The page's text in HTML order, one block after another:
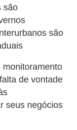
são
são
monitoramento
de vontade
seus negócios